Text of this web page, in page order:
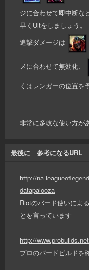
ジに合わせて即中断な
早くUltをしましょう。
追撃ダメージは
メに合わせて無効化、
くはレンガーの位置を
非常に多岐な使い方が
最後に 参考になるURL
http://
datapalooza
Riotのバード使いによ
とを言っています
http://
プロのバードビルドを